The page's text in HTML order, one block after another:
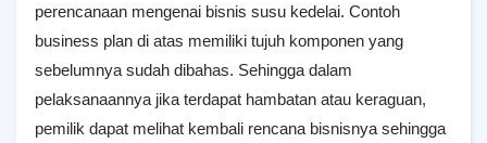
perencanaan mengenai bisnis susu kedelai. Contoh
business plan di atas memiliki tujuh komponen yang
sebelumnya sudah dibahas. Sehingga dalam
pelaksanaannya jika terdapat hambatan atau keraguan,
pemilik dapat melihat kembali rencana bisnisnya sehingga